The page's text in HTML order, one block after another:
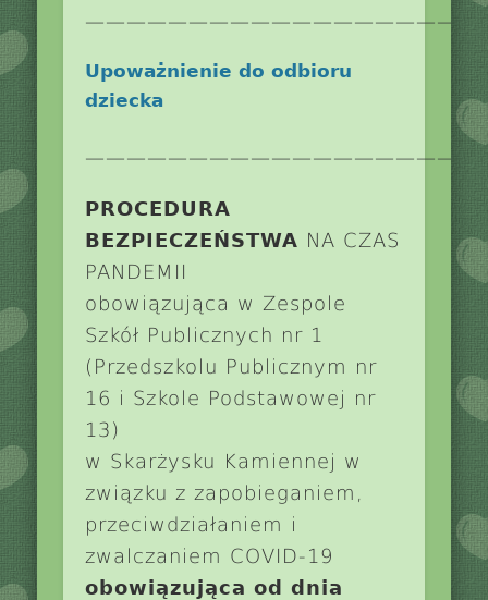
Upoważnienie do odbioru
dziecka
PROCEDURA
BEZPIECZEŃSTWA NA CZAS
PANDEMII
obowiązująca w Zespole
Szkół Publicznych nr 1
(Przedszkolu Publicznym nr
16 i Szkole Podstawowej nr
13)
w Skarżysku Kamiennej w
związku z zapobieganiem,
przeciwdziałaniem i
zwalczaniem COVID-19
obowiązująca od dnia